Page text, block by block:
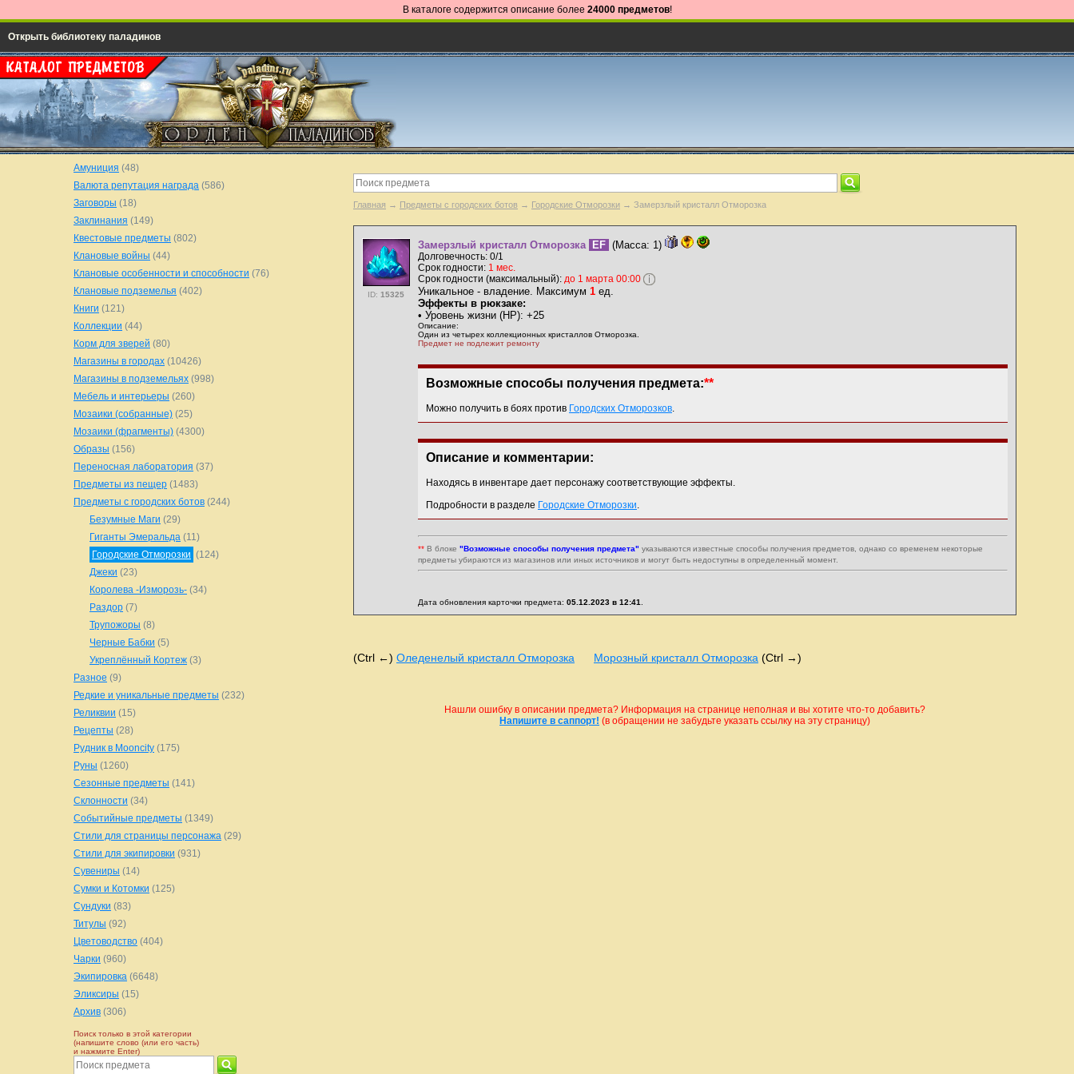
В каталоге содержится описание более 24000 предметов!
Открыть библиотеку паладинов
Главная → Предметы с городских ботов → Городские Отморозки → Замерзлый кристалл Отморозка
ID: 15325
Замерзлый кристалл Отморозка EF (Масса: 1)
Долговечность: 0/1
Срок годности: 1 мес.
Срок годности (максимальный): до 1 марта 00:00
Уникальное - владение. Максимум 1 ед.
Эффекты в рюкзаке:
• Уровень жизни (HP): +25
Описание:
Один из четырех коллекционных кристаллов Отморозка.
Предмет не подлежит ремонту
Возможные способы получения предмета:**
Можно получить в боях против Городских Отморозков.
Описание и комментарии:
Находясь в инвентаре дает персонажу соответствующие эффекты.
Подробности в разделе Городские Отморозки.
** В блоке "Возможные способы получения предмета" указываются известные способы получения предметов, однако со временем некоторые
предметы убираются из магазинов или иных источников и могут быть недоступны в определенный момент.
Дата обновления карточки предмета: 05.12.2023 в 12:41
(Ctrl ←) Оледенелый кристалл Отморозка Морозный кристалл Отморозка (Ctrl →)
Нашли ошибку в описании предмета? Информация на странице неполная и вы хотите что-то добавить?
Напишите в саппорт! (в обращении не забудьте указать ссылку на эту страницу)
Амуниция (48)
Валюта репутация награда (586)
Заговоры (18)
Заклинания (149)
Квестовые предметы (802)
Клановые войны (44)
Клановые особенности и способности (76)
Клановые подземелья (402)
Книги (121)
Коллекции (44)
Корм для зверей (80)
Магазины в городах (10426)
Магазины в подземельях (998)
Мебель и интерьеры (260)
Мозаики (собранные) (25)
Мозаики (фрагменты) (4300)
Образы (156)
Переносная лаборатория (37)
Предметы из пещер (1483)
Предметы с городских ботов (244)
Безумные Маги (29)
Гиганты Эмеральда (11)
Городские Отморозки (124)
Джеки (23)
Королева -Изморозь- (34)
Раздор (7)
Трупожоры (8)
Черные Бабки (5)
Укреплённый Кортеж (3)
Разное (9)
Редкие и уникальные предметы (232)
Реликвии (15)
Рецепты (28)
Рудник в Mooncity (175)
Руны (1260)
Сезонные предметы (141)
Склонности (34)
Событийные предметы (1349)
Стили для страницы персонажа (29)
Стили для экипировки (931)
Сувениры (14)
Сумки и Котомки (125)
Сундуки (83)
Титулы (92)
Цветоводство (404)
Чарки (960)
Экипировка (6648)
Эликсиры (15)
Архив (306)
Поиск только в этой категории
(напишите слово (или его часть)
и нажмите Enter)